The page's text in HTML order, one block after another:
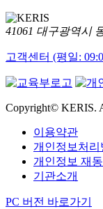
41061 대구광역시
고객센터 (평일:
Copyright© KERIS.
이용약관
개인정보처리
개인정보 재동
기관소개
PC 버전 바로가기